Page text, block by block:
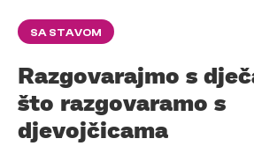
SA STAVOM
Razgovarajmo s
što razgovaramo s
djevojčicama